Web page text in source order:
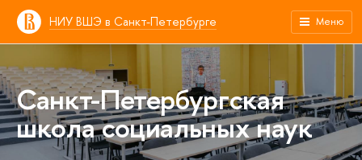
НИУ ВШЭ в Санкт-Петербурге Меню
Санкт-Петербургская
школа социальных наук